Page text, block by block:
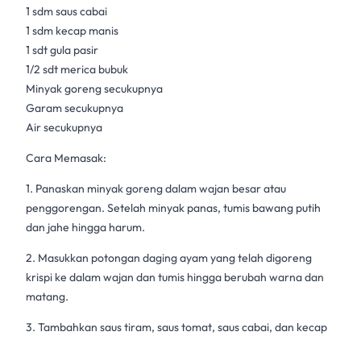
1 sdm saus cabai
1 sdm kecap manis
1 sdt gula pasir
1/2 sdt merica bubuk
Minyak goreng secukupnya
Garam secukupnya
Air secukupnya
Cara Memasak:
1. Panaskan minyak goreng dalam wajan besar atau
penggorengan. Setelah minyak panas, tumis bawang putih
dan jahe hingga harum.
2. Masukkan potongan daging ayam yang telah digoreng
krispi ke dalam wajan dan tumis hingga berubah warna dan
matang.
3. Tambahkan saus tiram, saus tomat, saus cabai, dan kecap